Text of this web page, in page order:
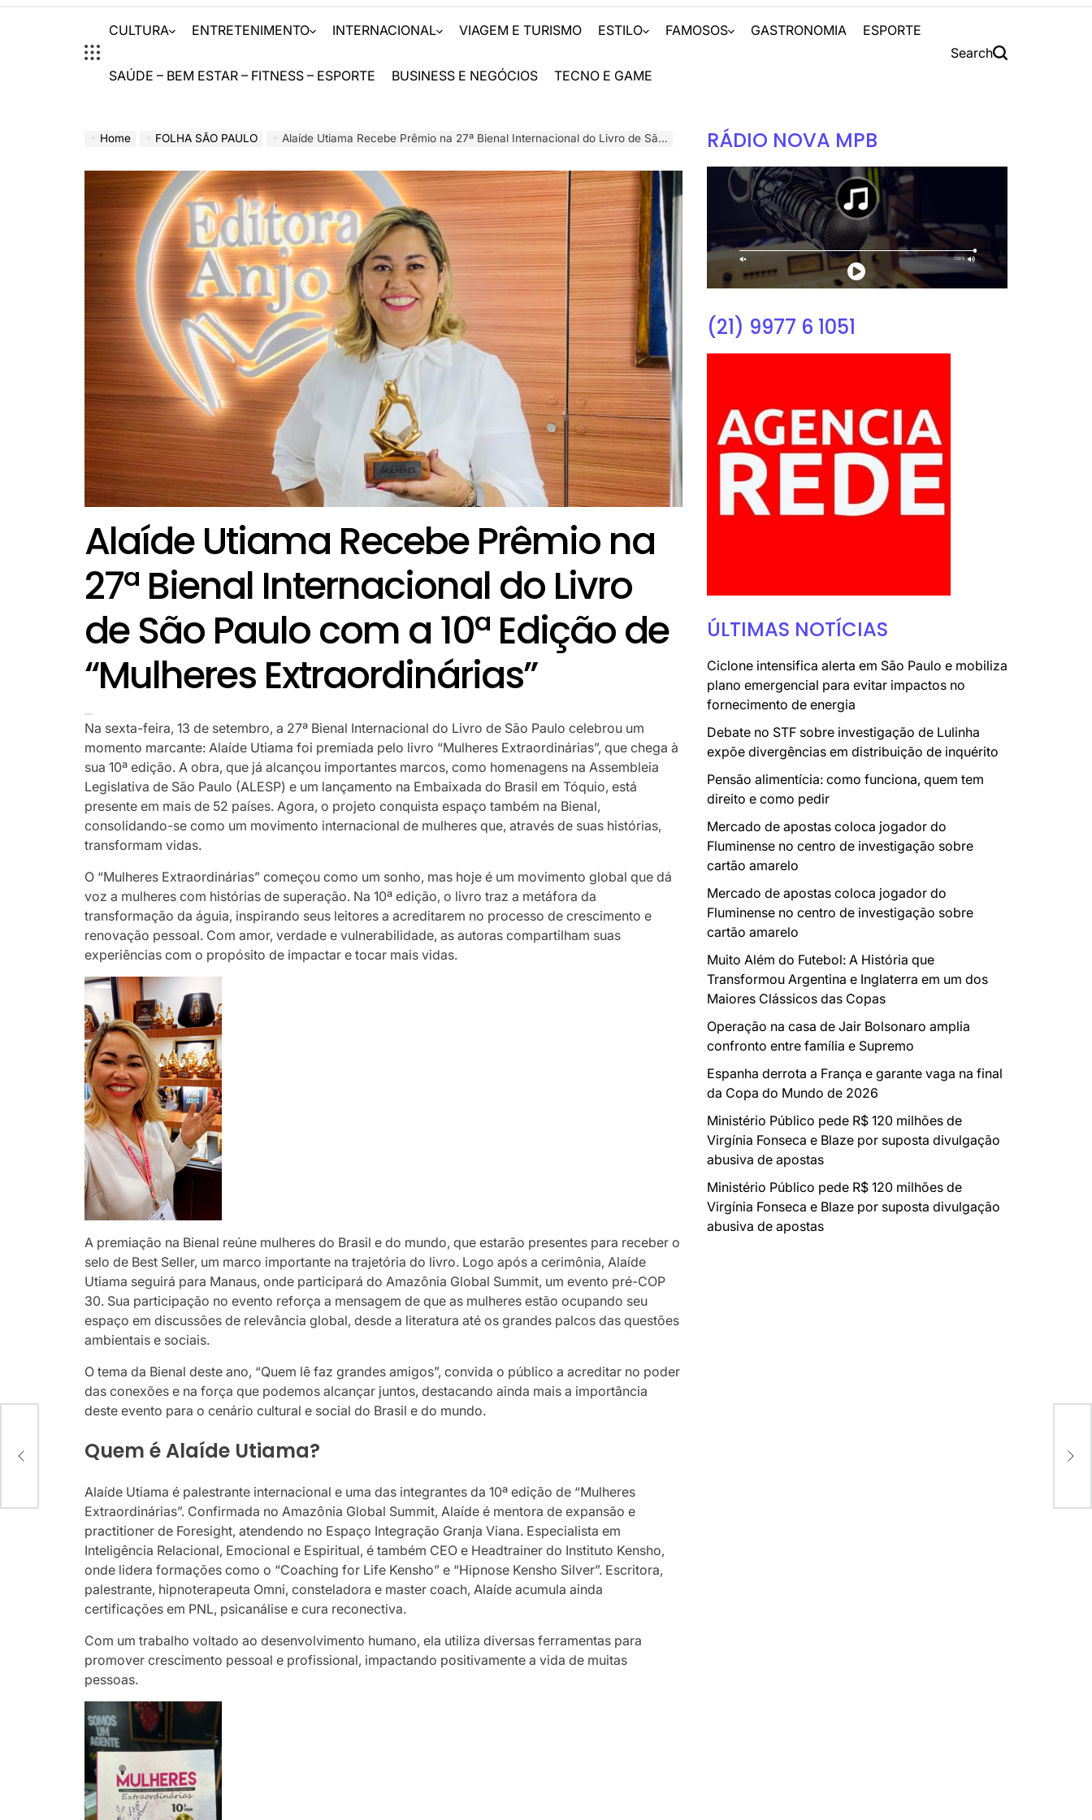
CULTURA ENTRETENIMENTO INTERNACIONAL VIAGEM E TURISMO ESTILO FAMOSOS GASTRONOMIA ESPORTE
SAÚDE – BEM ESTAR – FITNESS – ESPORTE BUSINESS E NEGÓCIOS TECNO E GAME
Search
Home FOLHA SÃO PAULO Alaíde Utiama Recebe Prêmio na 27ª Bienal Internacional do Livro de São Paulo com a 10ª Edição de “Mulheres Extraordinárias”
Alaíde Utiama Recebe Prêmio na
27ª Bienal Internacional do Livro
de São Paulo com a 10ª Edição de
“Mulheres Extraordinárias”
Na sexta-feira, 13 de setembro, a 27ª Bienal Internacional do Livro de São Paulo celebrou um
momento marcante: Alaíde Utiama foi premiada pelo livro “Mulheres Extraordinárias”, que chega à
sua 10ª edição. A obra, que já alcançou importantes marcos, como homenagens na Assembleia
Legislativa de São Paulo (ALESP) e um lançamento na Embaixada do Brasil em Tóquio, está
presente em mais de 52 países. Agora, o projeto conquista espaço também na Bienal,
consolidando-se como um movimento internacional de mulheres que, através de suas histórias,
transformam vidas.
O “Mulheres Extraordinárias” começou como um sonho, mas hoje é um movimento global que dá
voz a mulheres com histórias de superação. Na 10ª edição, o livro traz a metáfora da
transformação da águia, inspirando seus leitores a acreditarem no processo de crescimento e
renovação pessoal. Com amor, verdade e vulnerabilidade, as autoras compartilham suas
experiências com o propósito de impactar e tocar mais vidas.
A premiação na Bienal reúne mulheres do Brasil e do mundo, que estarão presentes para receber o
selo de Best Seller, um marco importante na trajetória do livro. Logo após a cerimônia, Alaíde
Utiama seguirá para Manaus, onde participará do Amazônia Global Summit, um evento pré-COP
30. Sua participação no evento reforça a mensagem de que as mulheres estão ocupando seu
espaço em discussões de relevância global, desde a literatura até os grandes palcos das questões
ambientais e sociais.
O tema da Bienal deste ano, “Quem lê faz grandes amigos”, convida o público a acreditar no poder
das conexões e na força que podemos alcançar juntos, destacando ainda mais a importância
deste evento para o cenário cultural e social do Brasil e do mundo.
Quem é Alaíde Utiama?
Alaíde Utiama é palestrante internacional e uma das integrantes da 10ª edição de “Mulheres
Extraordinárias”. Confirmada no Amazônia Global Summit, Alaíde é mentora de expansão e
practitioner de Foresight, atendendo no Espaço Integração Granja Viana. Especialista em
Inteligência Relacional, Emocional e Espiritual, é também CEO e Headtrainer do Instituto Kensho,
onde lidera formações como o “Coaching for Life Kensho” e “Hipnose Kensho Silver”. Escritora,
palestrante, hipnoterapeuta Omni, consteladora e master coach, Alaíde acumula ainda
certificações em PNL, psicanálise e cura reconectiva.
Com um trabalho voltado ao desenvolvimento humano, ela utiliza diversas ferramentas para
promover crescimento pessoal e profissional, impactando positivamente a vida de muitas
pessoas.
RÁDIO NOVA MPB
(21) 9977 6 1051
ÚLTIMAS NOTÍCIAS
Ciclone intensifica alerta em São Paulo e mobiliza
plano emergencial para evitar impactos no
fornecimento de energia
Debate no STF sobre investigação de Lulinha
expõe divergências em distribuição de inquérito
Pensão alimentícia: como funciona, quem tem
direito e como pedir
Mercado de apostas coloca jogador do
Fluminense no centro de investigação sobre
cartão amarelo
Mercado de apostas coloca jogador do
Fluminense no centro de investigação sobre
cartão amarelo
Muito Além do Futebol: A História que
Transformou Argentina e Inglaterra em um dos
Maiores Clássicos das Copas
Operação na casa de Jair Bolsonaro amplia
confronto entre família e Supremo
Espanha derrota a França e garante vaga na final
da Copa do Mundo de 2026
Ministério Público pede R$ 120 milhões de
Virgínia Fonseca e Blaze por suposta divulgação
abusiva de apostas
Ministério Público pede R$ 120 milhões de
Virgínia Fonseca e Blaze por suposta divulgação
abusiva de apostas